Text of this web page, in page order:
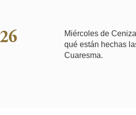
Miércoles de
qué están hechas
Cuaresma.